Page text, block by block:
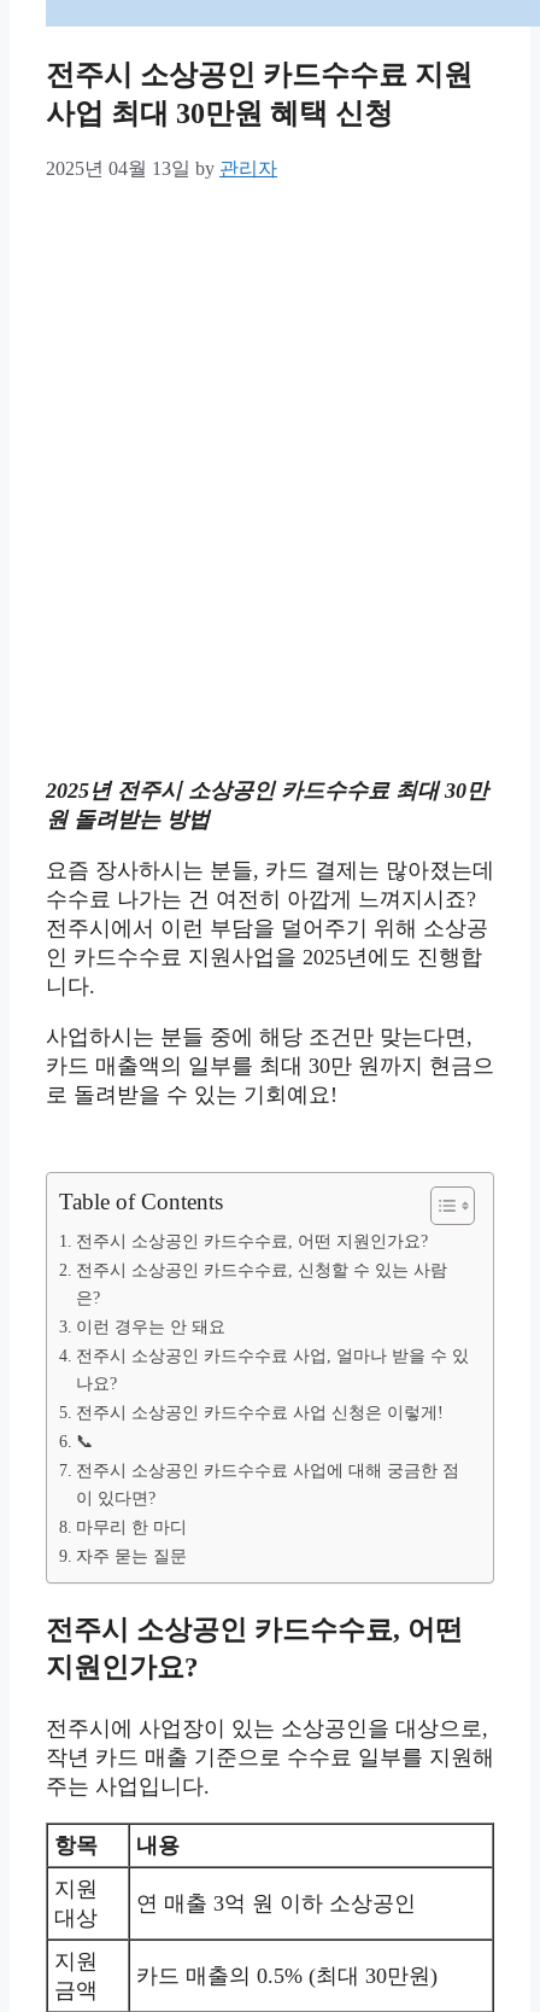
전주시 소상공인 카드수수료 지원
사업 최대 30만원 혜택 신청
2025년 04월 13일 by 관리자
2025년 전주시 소상공인 카드수수료 최대 30만
원 돌려받는 방법
요즘 장사하시는 분들, 카드 결제는 많아졌는데
수수료 나가는 건 여전히 아깝게 느껴지시죠?
전주시에서 이런 부담을 덜어주기 위해 소상공
인 카드수수료 지원사업을 2025년에도 진행합
니다.
사업하시는 분들 중에 해당 조건만 맞는다면,
카드 매출액의 일부를 최대 30만 원까지 현금으
로 돌려받을 수 있는 기회예요!
Table of Contents
전주시 소상공인 카드수수료, 어떤 지원인가요?
전주시 소상공인 카드수수료, 신청할 수 있는 사람
은?
이런 경우는 안 돼요
전주시 소상공인 카드수수료 사업, 얼마나 받을 수 있
나요?
전주시 소상공인 카드수수료 사업 신청은 이렇게!
📞
전주시 소상공인 카드수수료 사업에 대해 궁금한 점
이 있다면?
마무리 한 마디
자주 묻는 질문
전주시 소상공인 카드수수료, 어떤
지원인가요?
전주시에 사업장이 있는 소상공인을 대상으로,
작년 카드 매출 기준으로 수수료 일부를 지원해
주는 사업입니다.
항목
내용
지원
대상
연 매출 3억 원 이하 소상공인
지원
금액
카드 매출의 0.5% (최대 30만원)